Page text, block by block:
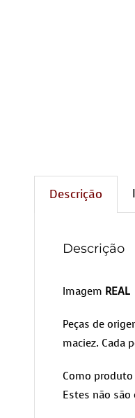
Descrição
Descrição
Imagem REAL
Peças de
maciez. Cada
Como
Estes não